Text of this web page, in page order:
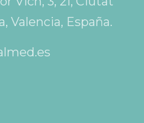
Valencia, España.